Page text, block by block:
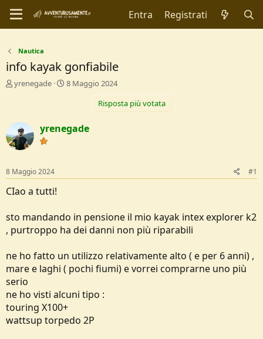
Entra Registrati
Nautica
info kayak gonfiabile
C
t
o
r
D
i
s
s
s
o
n
e
yrenegade
D
d
i
z
8 Maggio 2024
Risposta più votata
yrenegade
8 Maggio 2024 #1
CIao a tutti!
sto mandando in pensione il mio kayak intex explorer k2
, purtroppo ha dei danni non più riparabili
ne ho fatto un utilizzo relativamente alto ( e per 6 anni) ,
mare e laghi ( pochi fiumi) e vorrei comprarne uno più
serio
ne ho visti alcuni tipo :
touring X100+
wattsup torpedo 2P